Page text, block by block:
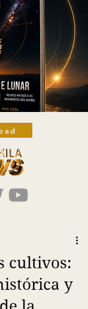
cultivos:
y